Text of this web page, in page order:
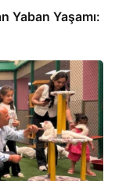
Yaban Yaşamı: